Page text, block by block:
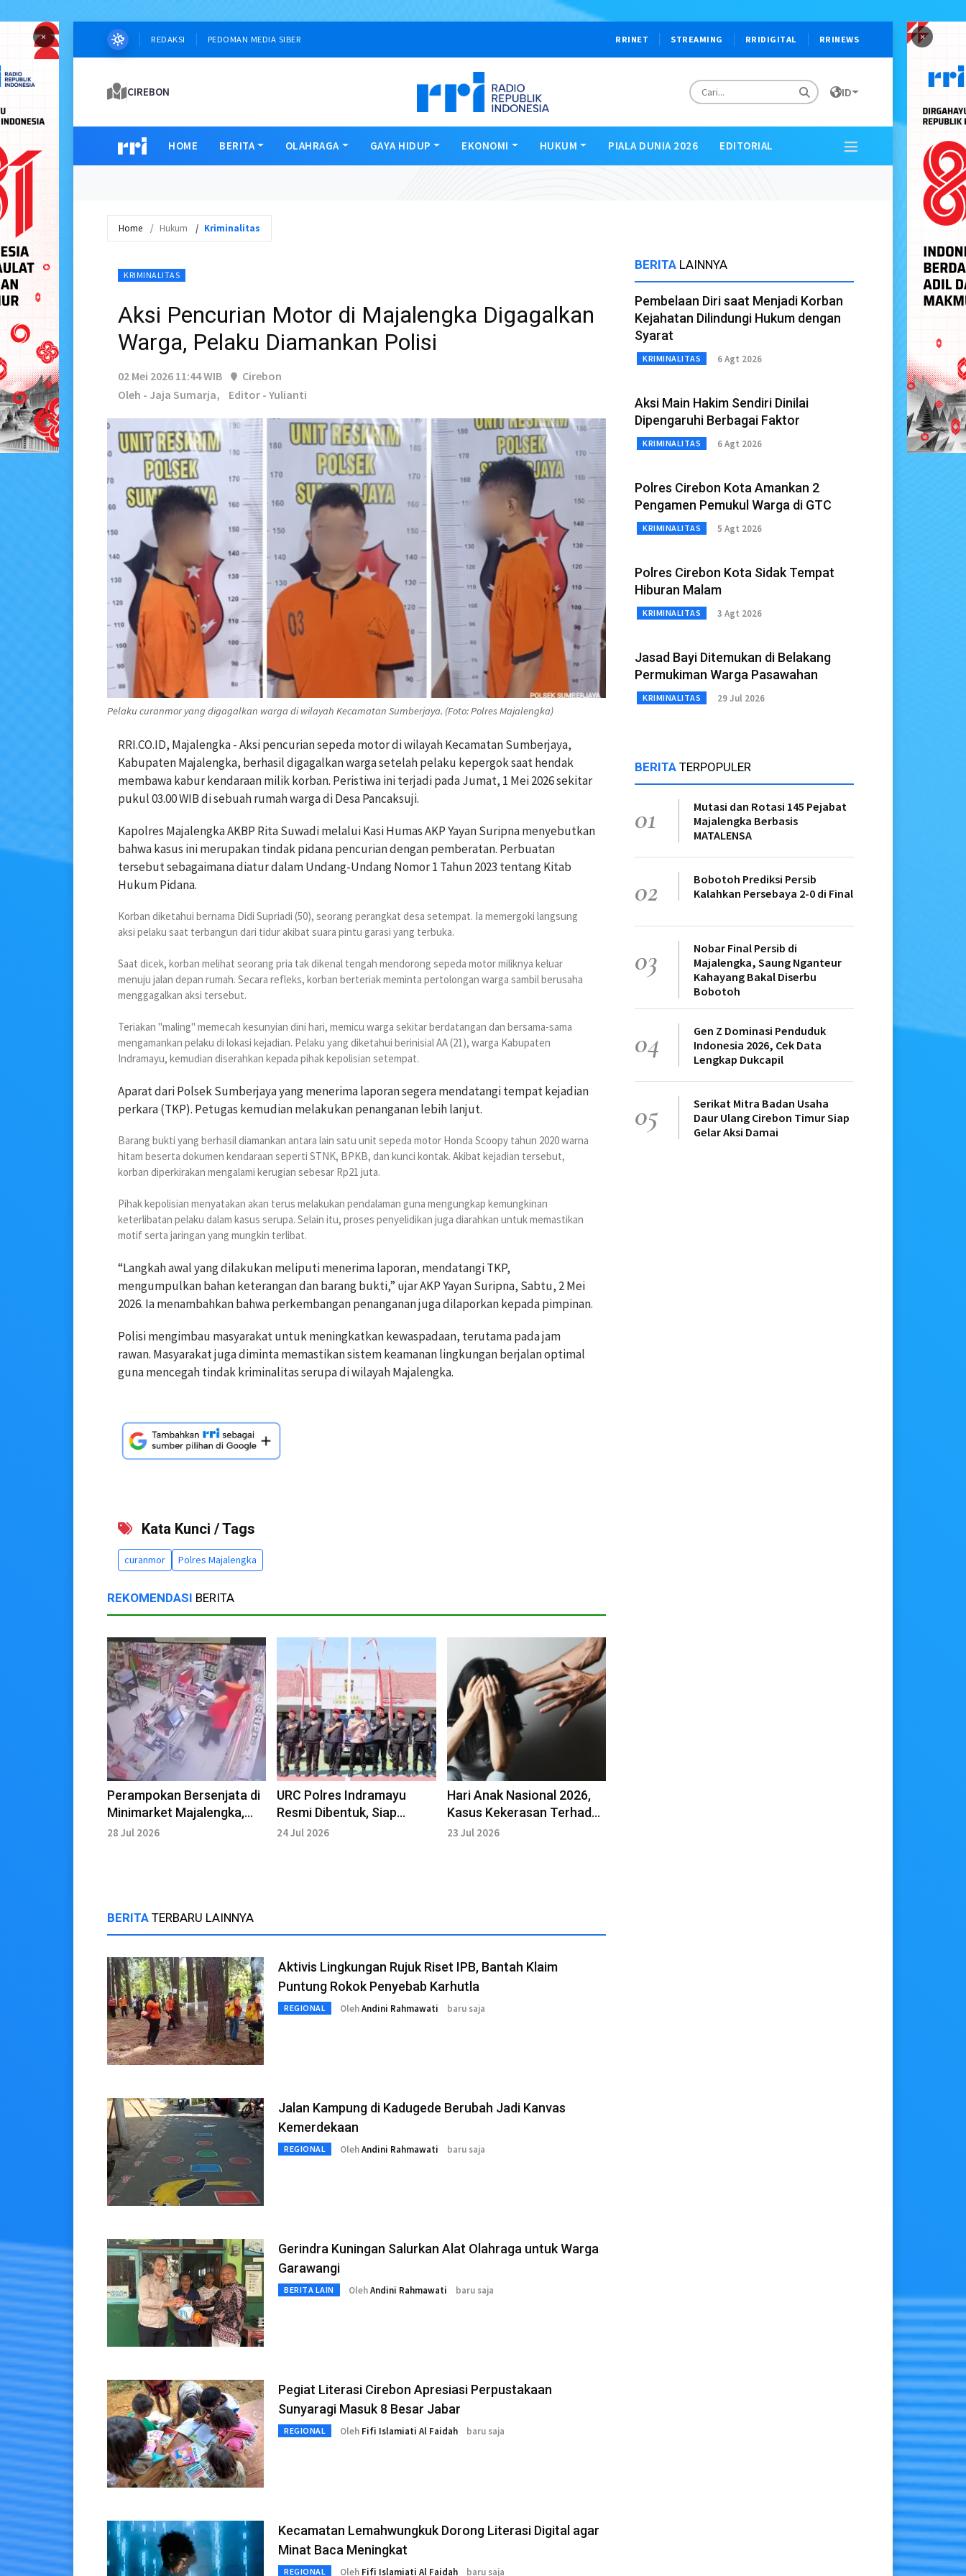
× ×
REDAKSI PEDOMAN MEDIA SIBER RRINET STREAMING RRIDIGITAL RRINEWS
CIREBON ID
HOME BERITA OLAHRAGA GAYA HIDUP EKONOMI HUKUM PIALA DUNIA 2026 EDITORIAL
Home Hukum Kriminalitas
KRIMINALITAS
Aksi Pencurian Motor di Majalengka Digagalkan
Warga, Pelaku Diamankan Polisi
02 Mei 2026 11:44 WIB
Cirebon
Oleh - Jaja Sumarja,
Editor - Yulianti
Pelaku curanmor yang digagalkan warga di wilayah Kecamatan Sumberjaya. (Foto: Polres Majalengka)
RRI.CO.ID, Majalengka - Aksi pencurian sepeda motor di wilayah Kecamatan Sumberjaya,
Kabupaten Majalengka, berhasil digagalkan warga setelah pelaku kepergok saat hendak
membawa kabur kendaraan milik korban. Peristiwa ini terjadi pada Jumat, 1 Mei 2026 sekitar
pukul 03.00 WIB di sebuah rumah warga di Desa Pancaksuji.
Kapolres Majalengka AKBP Rita Suwadi melalui Kasi Humas AKP Yayan Suripna menyebutkan
bahwa kasus ini merupakan tindak pidana pencurian dengan pemberatan. Perbuatan
tersebut sebagaimana diatur dalam Undang-Undang Nomor 1 Tahun 2023 tentang Kitab
Hukum Pidana.
Korban diketahui bernama Didi Supriadi (50), seorang perangkat desa setempat. Ia memergoki langsung
aksi pelaku saat terbangun dari tidur akibat suara pintu garasi yang terbuka.
Saat dicek, korban melihat seorang pria tak dikenal tengah mendorong sepeda motor miliknya keluar
menuju jalan depan rumah. Secara refleks, korban berteriak meminta pertolongan warga sambil berusaha
menggagalkan aksi tersebut.
Teriakan "maling" memecah kesunyian dini hari, memicu warga sekitar berdatangan dan bersama-sama
mengamankan pelaku di lokasi kejadian. Pelaku yang diketahui berinisial AA (21), warga Kabupaten
Indramayu, kemudian diserahkan kepada pihak kepolisian setempat.
Aparat dari Polsek Sumberjaya yang menerima laporan segera mendatangi tempat kejadian
perkara (TKP). Petugas kemudian melakukan penanganan lebih lanjut.
Barang bukti yang berhasil diamankan antara lain satu unit sepeda motor Honda Scoopy tahun 2020 warna
hitam beserta dokumen kendaraan seperti STNK, BPKB, dan kunci kontak. Akibat kejadian tersebut,
korban diperkirakan mengalami kerugian sebesar Rp21 juta.
Pihak kepolisian menyatakan akan terus melakukan pendalaman guna mengungkap kemungkinan
keterlibatan pelaku dalam kasus serupa. Selain itu, proses penyelidikan juga diarahkan untuk memastikan
motif serta jaringan yang mungkin terlibat.
“Langkah awal yang dilakukan meliputi menerima laporan, mendatangi TKP,
mengumpulkan bahan keterangan dan barang bukti,” ujar AKP Yayan Suripna, Sabtu, 2 Mei
2026. Ia menambahkan bahwa perkembangan penanganan juga dilaporkan kepada pimpinan.
Polisi mengimbau masyarakat untuk meningkatkan kewaspadaan, terutama pada jam
rawan. Masyarakat juga diminta memastikan sistem keamanan lingkungan berjalan optimal
guna mencegah tindak kriminalitas serupa di wilayah Majalengka.
Kata Kunci / Tags
curanmor Polres Majalengka
REKOMENDASI BERITA
Perampokan Bersenjata di
Minimarket Majalengka,
Karyawan Tertembak
28 Jul 2026
URC Polres Indramayu
Resmi Dibentuk, Siap
Tindak Kejahatan Apapun
24 Jul 2026
Hari Anak Nasional 2026,
Kasus Kekerasan Terhadap
Anak di Majalengka
23 Jul 2026
BERITA TERBARU LAINNYA
Aktivis Lingkungan Rujuk Riset IPB, Bantah Klaim
Puntung Rokok Penyebab Karhutla
REGIONAL OlehAndini Rahmawati baru saja
Jalan Kampung di Kadugede Berubah Jadi Kanvas
Kemerdekaan
REGIONAL OlehAndini Rahmawati baru saja
Gerindra Kuningan Salurkan Alat Olahraga untuk Warga
Garawangi
BERITA LAIN OlehAndini Rahmawati baru saja
Pegiat Literasi Cirebon Apresiasi Perpustakaan
Sunyaragi Masuk 8 Besar Jabar
REGIONAL Oleh Fifi Islamiati Al Faidah baru saja
Kecamatan Lemahwungkuk Dorong Literasi Digital agar
Minat Baca Meningkat
REGIONAL Oleh Fifi Islamiati Al Faidah baru saja
BERITA LAINNYA
Pembelaan Diri saat Menjadi Korban
Kejahatan Dilindungi Hukum dengan
Syarat
KRIMINALITAS 6 Agt 2026
Aksi Main Hakim Sendiri Dinilai
Dipengaruhi Berbagai Faktor
KRIMINALITAS 6 Agt 2026
Polres Cirebon Kota Amankan 2
Pengamen Pemukul Warga di GTC
KRIMINALITAS 5 Agt 2026
Polres Cirebon Kota Sidak Tempat
Hiburan Malam
KRIMINALITAS 3 Agt 2026
Jasad Bayi Ditemukan di Belakang
Permukiman Warga Pasawahan
KRIMINALITAS 29 Jul 2026
BERITA TERPOPULER
01
Mutasi dan Rotasi 145 Pejabat
Majalengka Berbasis
MATALENSA
02
Bobotoh Prediksi Persib
Kalahkan Persebaya 2-0 di Final
03
Nobar Final Persib di
Majalengka, Saung Nganteur
Kahayang Bakal Diserbu
Bobotoh
04
Gen Z Dominasi Penduduk
Indonesia 2026, Cek Data
Lengkap Dukcapil
05
Serikat Mitra Badan Usaha
Daur Ulang Cirebon Timur Siap
Gelar Aksi Damai